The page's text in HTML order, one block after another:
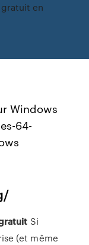
en
Windows
64-
Si
(et même